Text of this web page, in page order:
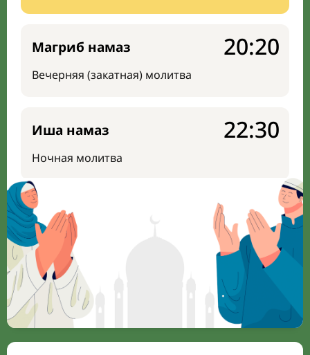
Магриб намаз
Вечерняя (закатная) молитва
20:20
Иша намаз
Ночная молитва
22:30